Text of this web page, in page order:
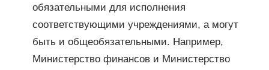
обязательными для исполнения
соответствующими учреждениями, а могут
быть и общеобязательными. Например,
Министерство финансов и Министерство